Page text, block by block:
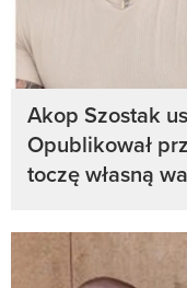
Akop Szostak
Opublikował
toczę własną